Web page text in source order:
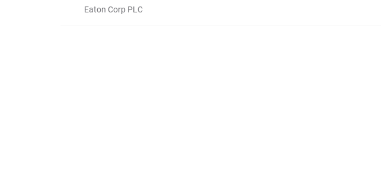
Eaton Corp PLC